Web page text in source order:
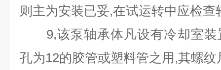
则主为安装已妥,在试运转中应检查
9,该泵轴承体凡设有冷却室装
孔为12的胶管或塑料管之用,其螺